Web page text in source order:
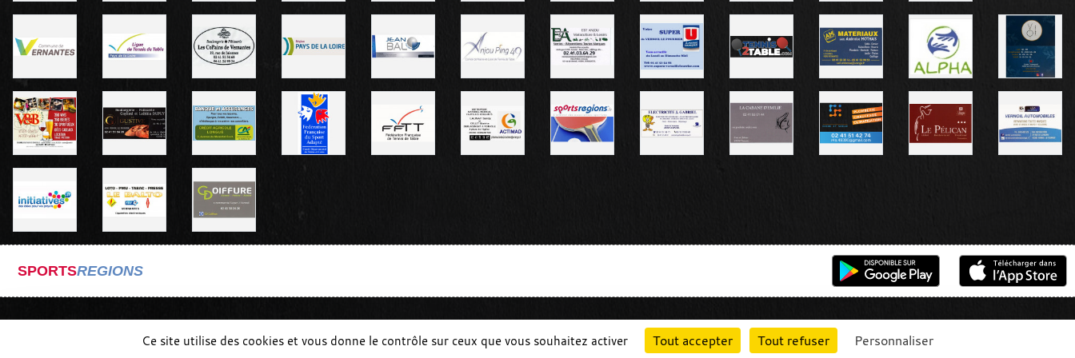
SPORTSREGIONS
Gestion des cookies
Ce site utilise des cookies et vous donne le contrôle sur ceux que vous souhaitez activer Tout accepter Tout refuser Personnaliser